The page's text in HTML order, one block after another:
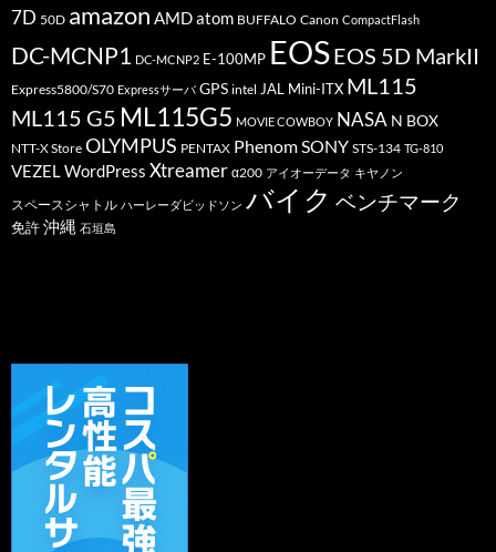
7D 50D amazon AMDatom BUFFALO Canon CompactFlash
DC-MCNP1 DC-MCNP2 E-100MP EOSEOS 5D MarkII
Express5800/S70 Expressサーバ GPS intel JAL Mini-ITX ML115
ML115 G5 ML115G5 MOVIE COWBOY NASA N BOX
NTT-X Store OLYMPUS PENTAX PhenomSONY STS-134 TG-810
VEZELWordPress Xtreamer α200 アイオーデータ キヤノン
スペースシャトル ハーレーダビッドソン バイク ベンチマーク
免許沖縄 石垣島